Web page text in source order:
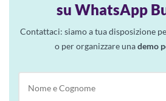
su WhatsApp
Contattaci: siamo a tua disposizione
o per organizzare unademo